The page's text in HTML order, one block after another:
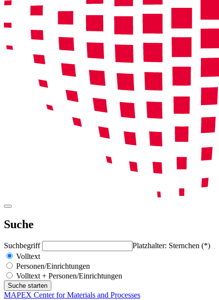
Suche
Suchbegriff
Platzhalter: Sternchen (*)
Volltext
Personen/Einrichtungen
Volltext + Personen/Einrichtungen
MAPEX Center for Materials and Processes